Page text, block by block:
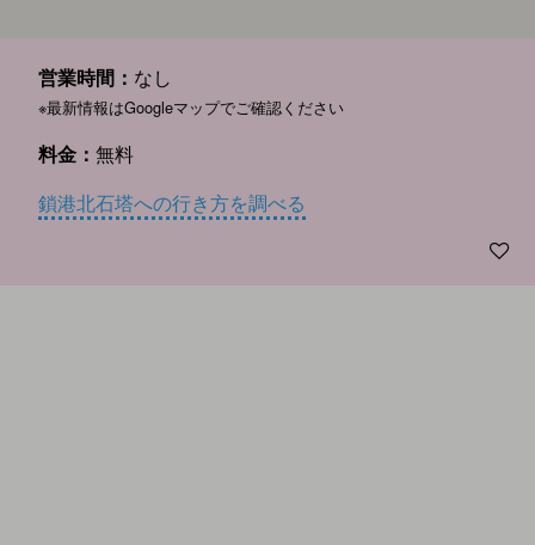
営業時間： なし
※最新情報はGoogleマップでご確認ください
料金： 無料
鎖港北石塔への行き方を調べる